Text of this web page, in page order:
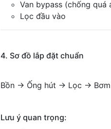
Van bypass (chống quá
Lọc đầu vào
4. Sơ đồ lắp đặt chuẩn
Bồn → Ống hút → Lọc →
Lưu ý quan trọng: